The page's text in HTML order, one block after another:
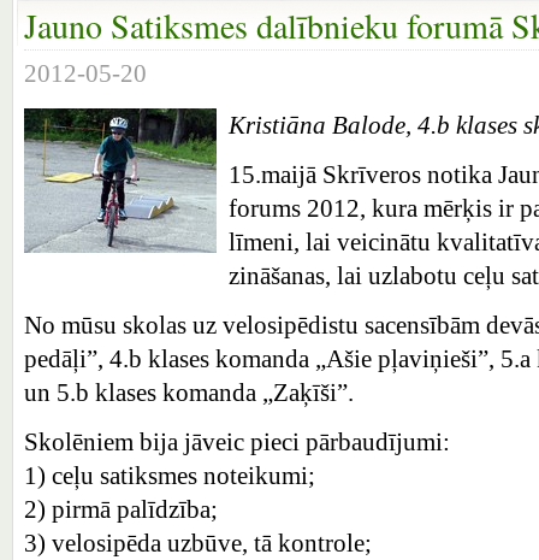
Jauno Satiksmes dalībnieku forumā
2012-05-20
Kristiāna Balode, 4.b klases
15.maijā Skrīveros notika
forums 2012, kura mērķis ir
līmeni, lai veicinātu
zināšanas, lai uzlabotu ceļu
No mūsu skolas uz velosipēdistu sacensībām
pedāļi”, 4.b klases komanda „Ašie pļaviņieši”,
un 5.b klases komanda „Zaķīši”.
Skolēniem bija jāveic pieci pārbaudījumi:
1) ceļu satiksmes noteikumi;
2) pirmā palīdzība;
3) velosipēda uzbūve, tā kontrole;